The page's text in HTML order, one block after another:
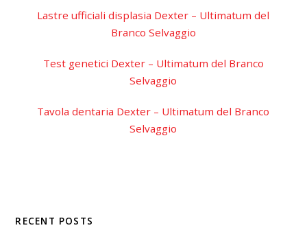
Lastre ufficiali displasia Dexter – Ultimatum del
Branco Selvaggio
Test genetici Dexter – Ultimatum del Branco
Selvaggio
Tavola dentaria Dexter – Ultimatum del Branco
Selvaggio
RECENT POSTS